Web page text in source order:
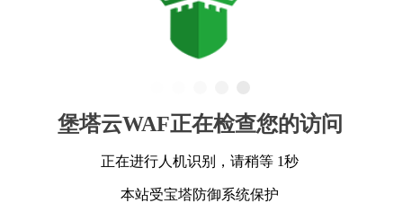
堡塔云WAF正在检查您的访问
正在进行人机识别，请稍等 1秒
本站受宝塔防御系统保护